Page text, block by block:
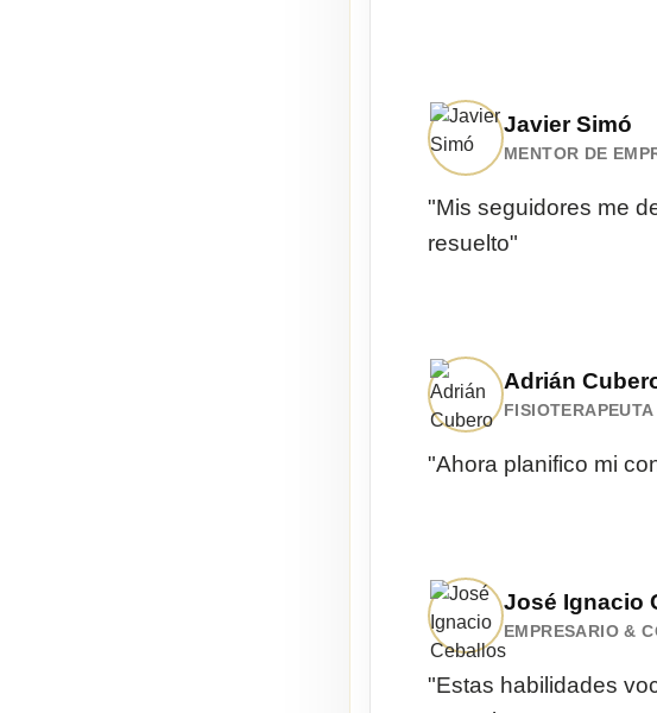
Javier Simó
MENTOR DE
"Mis seguidores me
resuelto"
Adrián
"Ahora planifico mi
José Ignacio
EMPRESARIO &
"Estas habilidades